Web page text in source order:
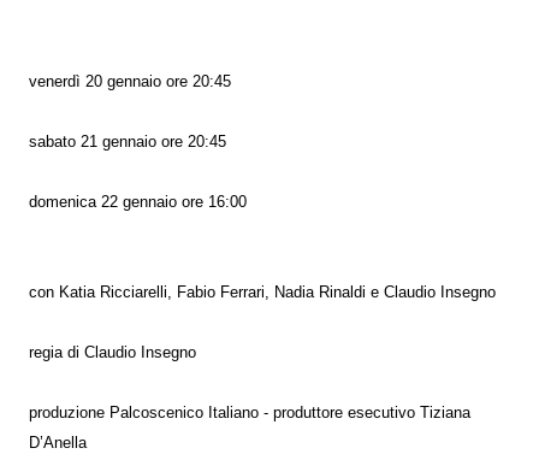
venerdì 20 gennaio ore 20:45
sabato 21 gennaio ore 20:45
domenica 22 gennaio ore 16:00
con Katia Ricciarelli, Fabio Ferrari, Nadia Rinaldi e Claudio Insegno
regia di Claudio Insegno
produzione Palcoscenico Italiano - produttore esecutivo Tiziana
D’Anella